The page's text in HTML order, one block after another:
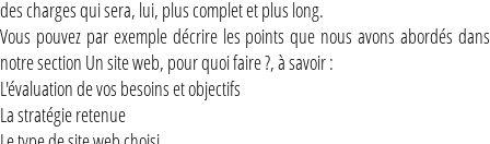
des charges qui sera, lui, plus complet et plus long.
Vous pouvez par exemple décrire les points que nous avons abordés dans
notre section Un site web, pour quoi faire ?, à savoir :
L'évaluation de vos besoins et objectifs
La stratégie retenue